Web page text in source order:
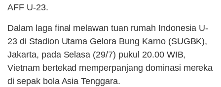
AFF U-23.
Dalam laga final melawan tuan rumah Indonesia U-
23 di Stadion Utama Gelora Bung Karno (SUGBK),
Jakarta, pada Selasa (29/7) pukul 20.00 WIB,
Vietnam bertekad memperpanjang dominasi mereka
di sepak bola Asia Tenggara.